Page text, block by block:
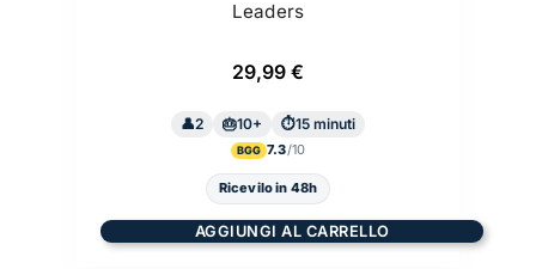
Leaders
29,99 €
2 10+ 15 minuti
BGG 7.3
Ricevilo in 48h
AGGIUNGI AL CARRELLO